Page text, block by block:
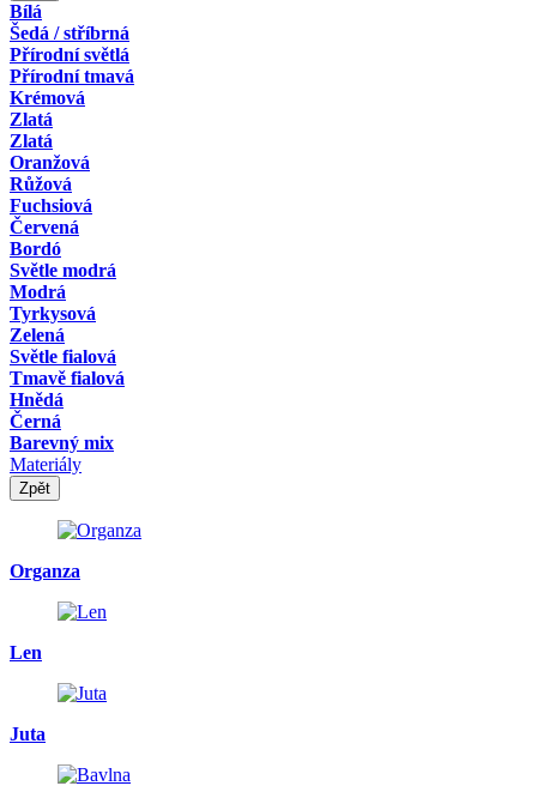
Bílá
Šedá / stříbrná
Přírodní světlá
Přírodní tmavá
Krémová
Zlatá
Zlatá
Oranžová
Růžová
Fuchsiová
Červená
Bordó
Světle modrá
Modrá
Tyrkysová
Zelená
Světle fialová
Tmavě fialová
Hnědá
Černá
Barevný mix
Materiály
Zpět
Organza
Len
Juta